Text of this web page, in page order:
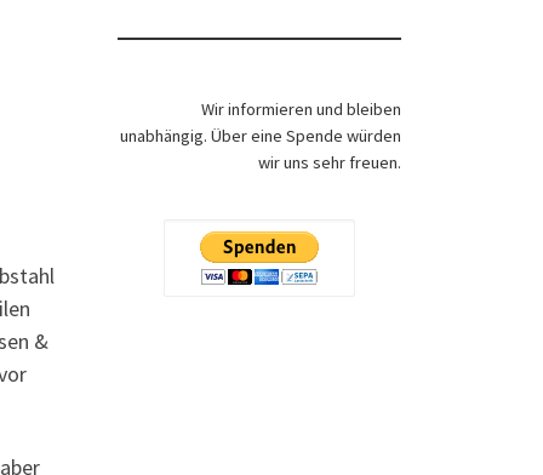
&
Wir informieren und bleiben
unabhängig. Über eine Spende würden
wir uns sehr freuen.